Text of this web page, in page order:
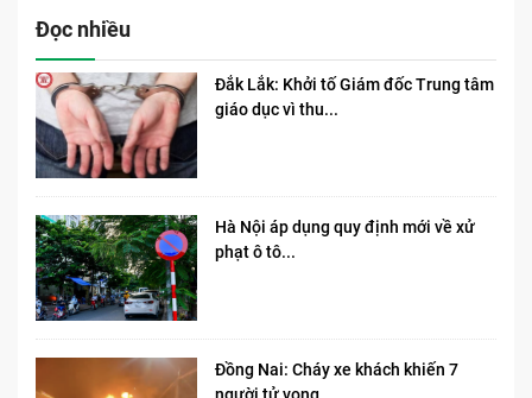
Đọc nhiều
Đắk Lắk: Khởi tố Giám đốc Trung tâm
giáo dục vì thu...
Hà Nội áp dụng quy định mới về xử
phạt ô tô...
Đồng Nai: Cháy xe khách khiến 7